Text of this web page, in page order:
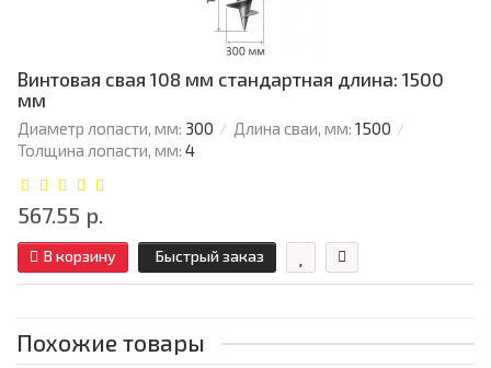
Винтовая свая 108 мм стандартная длина: 1500
мм
Диаметр лопасти, мм: 300 Длина сваи, мм: 1500
Толщина лопасти, мм: 4
567.55 р.
В корзину Быстрый заказ
Похожие товары